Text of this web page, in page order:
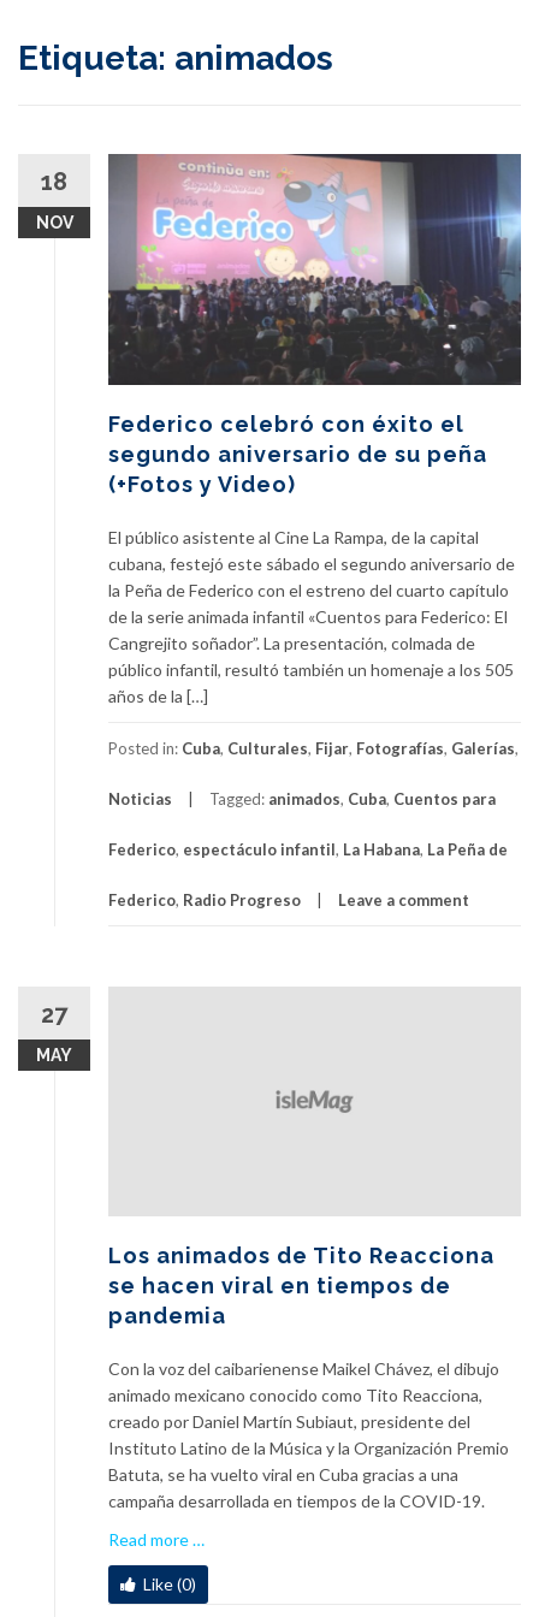
Etiqueta: animados
18
NOV
Federico celebró con éxito el
segundo aniversario de su peña
(+Fotos y Video)
El público asistente al Cine La Rampa, de la capital
cubana, festejó este sábado el segundo aniversario de
la Peña de Federico con el estreno del cuarto capítulo
de la serie animada infantil «Cuentos para Federico: El
Cangrejito soñador”. La presentación, colmada de
público infantil, resultó también un homenaje a los 505
años de la […]
Posted in: Cuba, Culturales, Fijar, Fotografías, Galerías,
Noticias Tagged: animados, Cuba, Cuentos para
Federico, espectáculo infantil, La Habana, La Peña de
Federico, Radio Progreso Leave a comment
27
MAY
Los animados de Tito Reacciona
se hacen viral en tiempos de
pandemia
Con la voz del caibarienense Maikel Chávez, el dibujo
animado mexicano conocido como Tito Reacciona,
creado por Daniel Martín Subiaut, presidente del
Instituto Latino de la Música y la Organización Premio
Batuta, se ha vuelto viral en Cuba gracias a una
campaña desarrollada en tiempos de la COVID-19.
Read more
b
o
…
Like (0)